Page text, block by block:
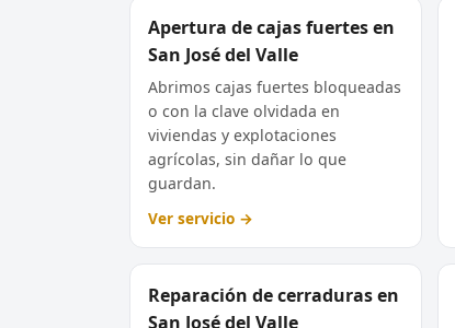
Apertura de cajas fuertes en
San José del Valle
Abrimos cajas fuertes bloqueadas
o con la clave olvidada en
viviendas y explotaciones
agrícolas, sin dañar lo que
guardan.
Ver servicio →
Reparación de cerraduras en
San José del Valle